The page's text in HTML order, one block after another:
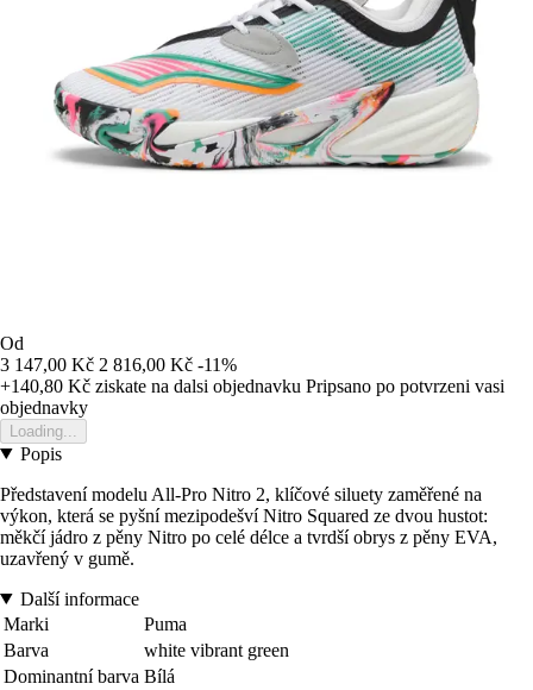
Od
3 147,00 Kč 2 816,00 Kč -11%
+140,80 Kč ziskate na dalsi objednavku Pripsano po potvrzeni vasi
objednavky
Loading...
Popis
Představení modelu All-Pro Nitro 2, klíčové siluety zaměřené na
výkon, která se pyšní mezipodešví Nitro Squared ze dvou hustot:
měkčí jádro z pěny Nitro po celé délce a tvrdší obrys z pěny EVA,
uzavřený v gumě.
Další informace
Marki
Puma
Barva
white vibrant green
Dominantní barva Bílá